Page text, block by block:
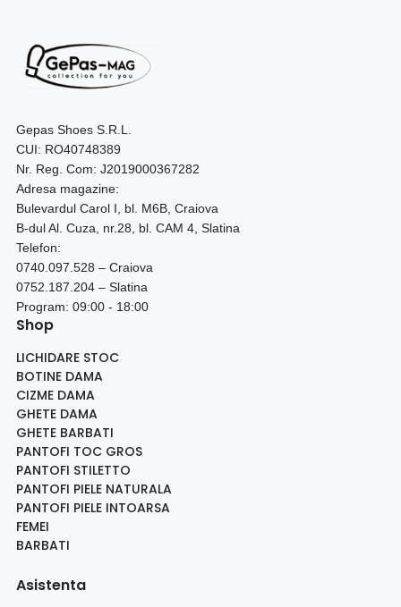
Gepas Shoes S.R.L.
CUI: RO40748389
Nr. Reg. Com: J2019000367282
Adresa magazine:
Bulevardul Carol I, bl. M6B, Craiova
B-dul Al. Cuza, nr.28, bl. CAM 4, Slatina
Telefon:
0740.097.528 – Craiova
0752.187.204 – Slatina
Program: 09:00 - 18:00
Shop
LICHIDARE STOC
BOTINE DAMA
CIZME DAMA
GHETE DAMA
GHETE BARBATI
PANTOFI TOC GROS
PANTOFI STILETTO
PANTOFI PIELE NATURALA
PANTOFI PIELE INTOARSA
FEMEI
BARBATI
Asistenta